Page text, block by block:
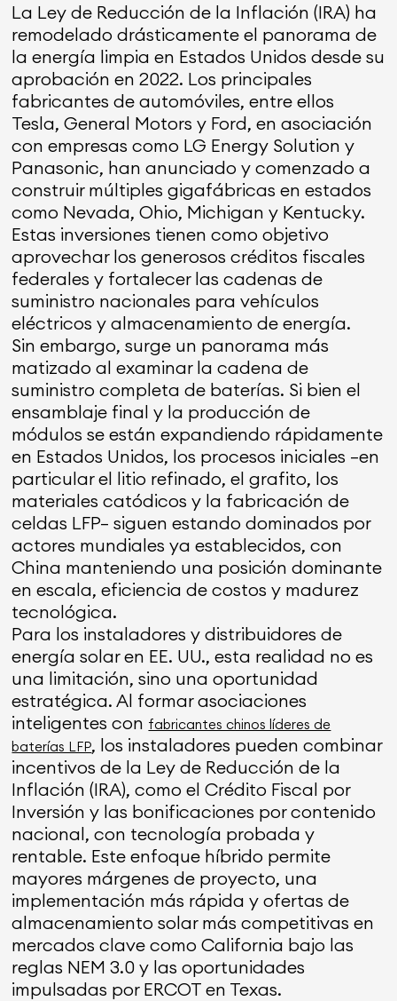
La Ley de Reducción de la Inflación (IRA) ha
remodelado drásticamente el panorama de
la energía limpia en Estados Unidos desde su
aprobación en 2022. Los principales
fabricantes de automóviles, entre ellos
Tesla, General Motors y Ford, en asociación
con empresas como LG Energy Solution y
Panasonic, han anunciado y comenzado a
construir múltiples gigafábricas en estados
como Nevada, Ohio, Michigan y Kentucky.
Estas inversiones tienen como objetivo
aprovechar los generosos créditos fiscales
federales y fortalecer las cadenas de
suministro nacionales para vehículos
eléctricos y almacenamiento de energía.
Sin embargo, surge un panorama más
matizado al examinar la cadena de
suministro completa de baterías. Si bien el
ensamblaje final y la producción de
módulos se están expandiendo rápidamente
en Estados Unidos, los procesos iniciales —en
particular el litio refinado, el grafito, los
materiales catódicos y la fabricación de
celdas LFP— siguen estando dominados por
actores mundiales ya establecidos, con
China manteniendo una posición dominante
en escala, eficiencia de costos y madurez
tecnológica.
Para los instaladores y distribuidores de
energía solar en EE. UU., esta realidad no es
una limitación, sino una oportunidad
estratégica. Al formar asociaciones
inteligentes con fabricantes chinos líderes de
baterías LFP, los instaladores pueden combinar
incentivos de la Ley de Reducción de la
Inflación (IRA), como el Crédito Fiscal por
Inversión y las bonificaciones por contenido
nacional, con tecnología probada y
rentable. Este enfoque híbrido permite
mayores márgenes de proyecto, una
implementación más rápida y ofertas de
almacenamiento solar más competitivas en
mercados clave como California bajo las
reglas NEM 3.0 y las oportunidades
impulsadas por ERCOT en Texas.